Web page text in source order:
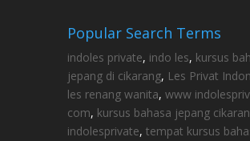
Popular Search Terms
indoles private, indo les, kursus
jepang di cikarang, Les Privat
les renang wanita, www
com, kursus bahasa jepang
indolesprivate, tempat kursus